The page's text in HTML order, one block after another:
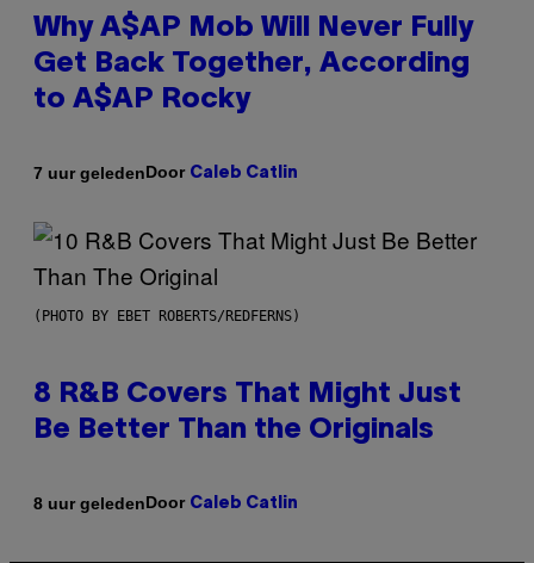
Why A$AP Mob Will Never Fully
Get Back Together, According
to A$AP Rocky
7 uur geledenDoor Caleb Catlin
(PHOTO BY EBET ROBERTS/REDFERNS)
8 R&B Covers That Might Just
Be Better Than the Originals
8 uur geledenDoor Caleb Catlin